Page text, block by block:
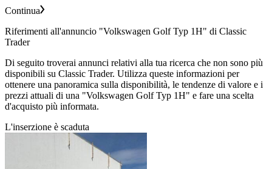
Continua
Riferimenti all'annuncio "Volkswagen Golf Typ 1H" di Classic
Trader
Di seguito troverai annunci relativi alla tua ricerca che non sono più
disponibili su Classic Trader. Utilizza queste informazioni per
ottenere una panoramica sulla disponibilità, le tendenze di valore e i
prezzi attuali di una "Volkswagen Golf Typ 1H" e fare una scelta
d'acquisto più informata.
L'inserzione è scaduta